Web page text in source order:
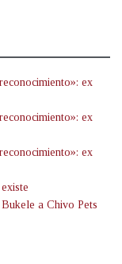
ex
ex
ex
a Chivo Pets